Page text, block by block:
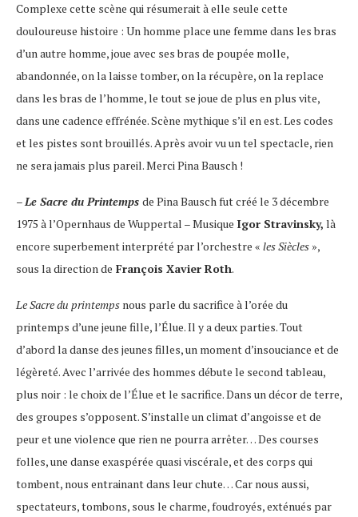
Complexe cette scène qui résumerait à elle seule cette
douloureuse histoire : Un homme place une femme dans les bras
d’un autre homme, joue avec ses bras de poupée molle,
abandonnée, on la laisse tomber, on la récupère, on la replace
dans les bras de l’homme, le tout se joue de plus en plus vite,
dans une cadence effrénée. Scène mythique s’il en est. Les codes
et les pistes sont brouillés. Après avoir vu un tel spectacle, rien
ne sera jamais plus pareil. Merci Pina Bausch !
–Le Sacre du Printemps de Pina Bausch fut créé le 3 décembre
1975 à l’Opernhaus de Wuppertal – Musique Igor Stravinsky, là
encore superbement interprété par l’orchestre « les Siècles »,
sous la direction de François Xavier Roth.
Le Sacre du printemps nous parle du sacrifice à l’orée du
printemps d’une jeune fille, l’Élue. Il y a deux parties. Tout
d’abord la danse des jeunes filles, un moment d’insouciance et de
légèreté. Avec l’arrivée des hommes débute le second tableau,
plus noir : le choix de l’Élue et le sacrifice. Dans un décor de terre,
des groupes s’opposent. S’installe un climat d’angoisse et de
peur et une violence que rien ne pourra arrêter… Des courses
folles, une danse exaspérée quasi viscérale, et des corps qui
tombent, nous entrainant dans leur chute… Car nous aussi,
spectateurs, tombons, sous le charme, foudroyés, exténués par